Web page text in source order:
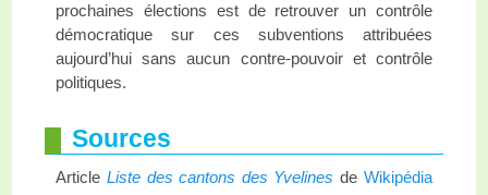
prochaines élections est de retrouver un contrôle
démocratique sur ces subventions attribuées
aujourd’hui sans aucun contre-pouvoir et contrôle
politiques.
Sources
Article Liste des cantons des Yvelines de Wikipédia